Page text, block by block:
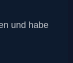
und habe